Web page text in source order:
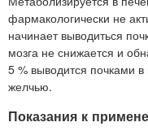
фармакологически не
начинает выводиться
мозга не снижается и
5 % выводится почками
желчью.
Показания к